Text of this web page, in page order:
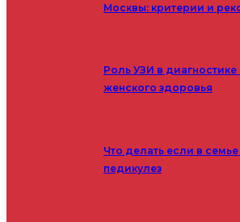
Москвы: критерии и
Роль УЗИ в
женского здоровья
Что делать если в
педикулез